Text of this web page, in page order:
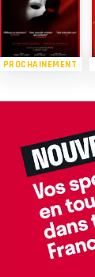
PROCHAINEMENT